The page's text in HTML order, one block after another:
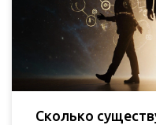
Сколько